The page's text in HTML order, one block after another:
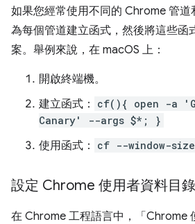
如果您經常使用不同的 Chrome 管
為每個管道建立函式，然後將這些函
案。舉例來說，在 macOS 上：
開啟終端機。
建立函式：
cf(){ open -a
Canary' --args $*; }
使用函式： cf --window-
設定 Chrome 使用者資料目錄
在 Chrome 工程語言中，「Chrome